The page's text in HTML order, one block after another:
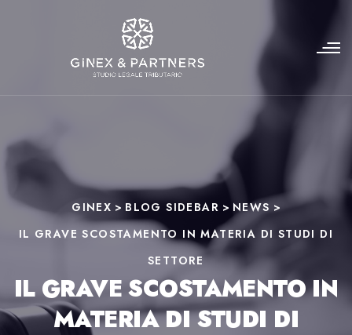
GINEX > BLOG SIDEBAR > NEWS >
IL GRAVE SCOSTAMENTO IN MATERIA DI STUDI DI
SETTORE
IL GRAVE SCOSTAMENTO IN
MATERIA DI STUDI DI